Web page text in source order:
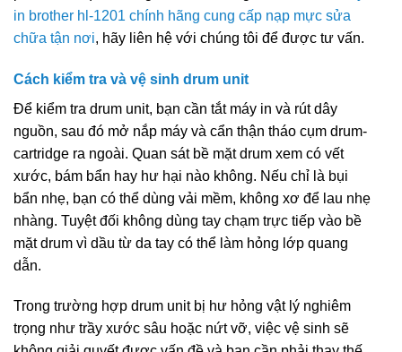
in brother hl-1201 chính hãng cung cấp nạp mực sửa
chữa tận nơi, hãy liên hệ với chúng tôi để được tư vấn.
Cách kiểm tra và vệ sinh drum unit
Để kiểm tra drum unit, bạn cần tắt máy in và rút dây
nguồn, sau đó mở nắp máy và cẩn thận tháo cụm drum-
cartridge ra ngoài. Quan sát bề mặt drum xem có vết
xước, bám bẩn hay hư hại nào không. Nếu chỉ là bụi
bẩn nhẹ, bạn có thể dùng vải mềm, không xơ để lau nhẹ
nhàng. Tuyệt đối không dùng tay chạm trực tiếp vào bề
mặt drum vì dầu từ da tay có thể làm hỏng lớp quang
dẫn.
Trong trường hợp drum unit bị hư hỏng vật lý nghiêm
trọng như trầy xước sâu hoặc nứt vỡ, việc vệ sinh sẽ